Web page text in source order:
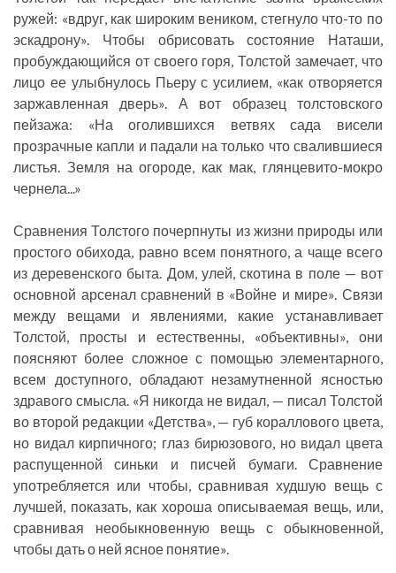
ружей: «вдруг, как широким веником, стегнуло что-то по
эскадрону». Чтобы обрисовать состояние Наташи,
пробуждающийся от своего горя, Толстой замечает, что
лицо ее улыбнулось Пьеру с усилием, «как отворяется
заржавленная дверь». А вот образец толстовского
пейзажа: «На оголившихся ветвях сада висели
прозрачные капли и падали на только что свалившиеся
листья. Земля на огороде, как мак, глянцевито-мокро
чернела...»
Сравнения Толстого почерпнуты из жизни природы или
простого обихода, равно всем понятного, а чаще всего
из деревенского быта. Дом, улей, скотина в поле — вот
основной арсенал сравнений в «Войне и мире». Связи
между вещами и явлениями, какие устанавливает
Толстой, просты и естественны, «объективны», они
поясняют более сложное с помощью элементарного,
всем доступного, обладают незамутненной ясностью
здравого смысла. «Я никогда не видал, — писал Толстой
во второй редакции «Детства», — губ кораллового цвета,
но видал кирпичного; глаз бирюзового, но видал цвета
распущенной синьки и писчей бумаги. Сравнение
употребляется или чтобы, сравнивая худшую вещь с
лучшей, показать, как хороша описываемая вещь, или,
сравнивая необыкновенную вещь с обыкновенной,
чтобы дать о ней ясное понятие».